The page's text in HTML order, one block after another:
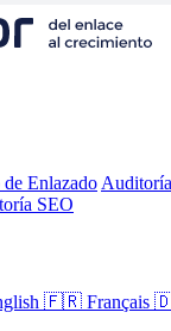
Enlazado
SEO
🇫🇷 Français